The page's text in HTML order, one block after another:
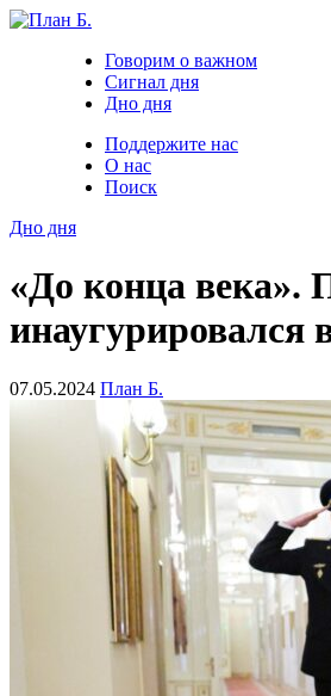
Говорим о важном
Сигнал дня
Дно дня
Поддержите нас
О нас
Поиск
Дно дня
«До конца века».
инаугурировался
07.05.2024 План Б.